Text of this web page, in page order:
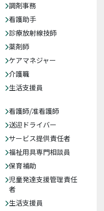
調剤事務
看護助手
診療放射線技師
薬剤師
ケアマネジャー
介護職
生活支援員
看護師/准看護師
送迎ドライバー
サービス提供責任者
福祉用具専門相談員
保育補助
児童発達支援管理責任
者
生活支援員